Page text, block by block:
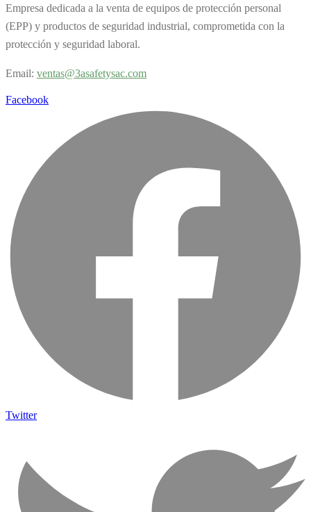
Empresa dedicada a la venta de equipos de protección personal
(EPP) y productos de seguridad industrial, comprometida con la
protección y seguridad laboral.
Email: ventas@3asafetysac.com
Facebook
Twitter